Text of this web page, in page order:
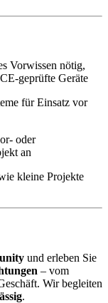
Vorwissen nötig,
geprüfte Geräte
für Einsatz vor
oder
an
kleine Projekte
und erleben Sie
– vom
Wir begleiten
.